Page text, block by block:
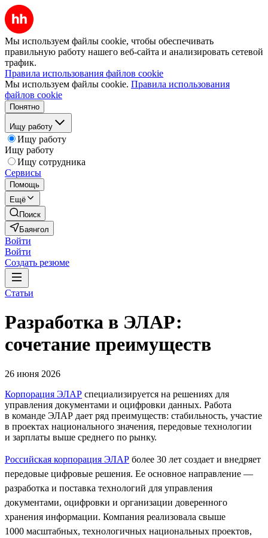
Мы используем файлы cookie, чтобы обеспечивать
правильную работу нашего веб-сайта и анализировать сетевой
трафик.
Правила использования файлов cookie
Мы используем файлы cookie. Правила использования
файлов cookie
Понятно
Ищу работу
Ищу работу
Ищу работу
Ищу сотрудника
Сервисы
Помощь
Ещё
Поиск
Баянгол
Войти
Войти
Создать резюме
Статьи
Разработка в ЭЛАР:
сочетание преимуществ
26 июня 2026
Корпорация ЭЛАР специализируется на решениях для
управления документами и оцифровки данных. Работа
в команде ЭЛАР дает ряд преимуществ: стабильность, участие
в проектах национального значения, передовые технологии
и зарплаты выше среднего по рынку.
Российская корпорация ЭЛАР более 30 лет создает и внедряет
передовые цифровые решения. Ее основное направление —
разработка и поставка технологий для управления
документами, оцифровки и организации доверенного
хранения информации. Компания реализовала свыше
1000 масштабных, технологичных национальных проектов,